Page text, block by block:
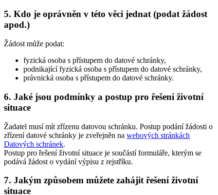
5. Kdo je oprávněn v této věci jednat (podat žádost
apod.)
Žádost může podat:
fyzická osoba s přístupem do datové schránky,
podnikající fyzická osoba s přístupem do datové schránky,
právnická osoba s přístupem do datové schránky.
6. Jaké jsou podmínky a postup pro řešení životní
situace
Žadatel musí mít zřízenu datovou schránku. Postup podání žádosti o
zřízení datové schránky je zveřejněn na webových stránkách
Datových schránek.
Postup pro řešení životní situace je součástí formuláře, kterým se
podává žádost o vydání výpisu z rejstříku.
7. Jakým způsobem můžete zahájit řešení životní
situace